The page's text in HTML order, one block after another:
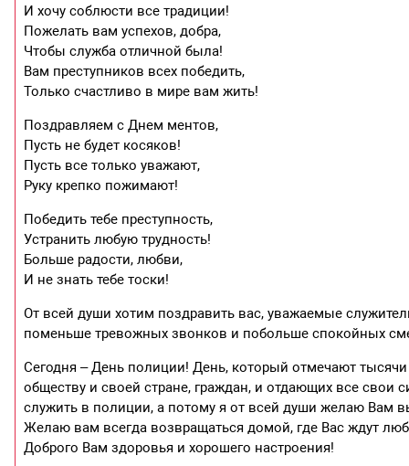
И хочу соблюсти все традиции!
Пожелать вам успехов, добра,
Чтобы служба отличной была!
Вам преступников всех победить,
Только счастливо в мире вам жить!
Поздравляем с Днем ментов,
Пусть не будет косяков!
Пусть все только уважают,
Руку крепко пожимают!
Победить тебе преступность,
Устранить любую трудность!
Больше радости, любви,
И не знать тебе тоски!
От всей души хотим поздравить вас, уважаемые
поменьше тревожных звонков и побольше спокойных
Сегодня – День полиции! День, который отмечают
обществу и своей стране, граждан, и отдающих все свои
служить в полиции, а потому я от всей души желаю Вам
Желаю вам всегда возвращаться домой, где Вас ждут
Доброго Вам здоровья и хорошего настроения!